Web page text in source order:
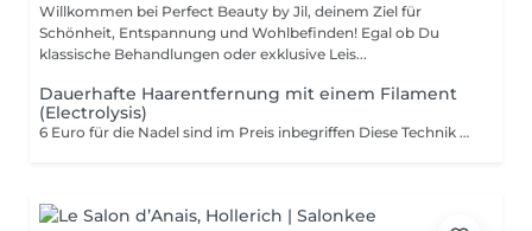
Willkommen bei Perfect Beauty by Jil, deinem Ziel für
Schönheit, Entspannung und Wohlbefinden! Egal ob Du
klassische Behandlungen oder exklusive Leis...
Dauerhafte Haarentfernung mit einem Filament
(Electrolysis)
6 Euro für die Nadel sind im Preis inbegriffen Diese Technik wird bei uns nur im Gesicht angewandt. Das Ziel der Elektroepilation ist es, die Zellen zu zerstören, die für das Nachwachsen der Haare verantwortlich sind. Bei dieser Technik wird ein dünnes Filament, die den zerstörerischen elektrischen Strom überträgt, durch den Haarfollikel bis zur Haarzwiebel geschoben. Ein winziger elektrischer Impuls wird an die Haarzwiebel abgegeben: Der Kunde spürt eine starke, kurze, lokalisierte Wärme. Das Haar wird dann mit einer Pinzette ohne Widerstand entfernt. Diese Schritte werden Haar für Haar wiederholt, bis die Sitzung beendet ist. Im Gegensatz zu anderen temporären Methoden wie Wachsen oder Rasieren bietet die Elektrolyse dauerhafte Ergebnisse. Diese Methode ist dauerhaft. Sie behandelt alle Arten von Haaren und Haut. Kontraindikation = Peacemaker